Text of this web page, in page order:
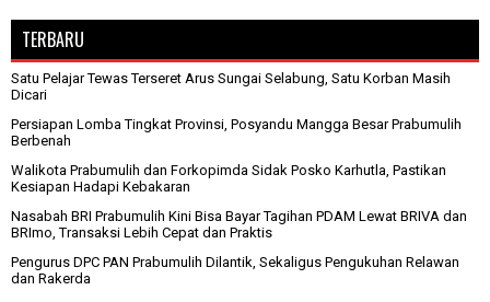
TERBARU
Satu Pelajar Tewas Terseret Arus Sungai Selabung, Satu Korban Masih
Dicari
Persiapan Lomba Tingkat Provinsi, Posyandu Mangga Besar Prabumulih
Berbenah
Walikota Prabumulih dan Forkopimda Sidak Posko Karhutla, Pastikan
Kesiapan Hadapi Kebakaran
Nasabah BRI Prabumulih Kini Bisa Bayar Tagihan PDAM Lewat BRIVA dan
BRImo, Transaksi Lebih Cepat dan Praktis
Pengurus DPC PAN Prabumulih Dilantik, Sekaligus Pengukuhan Relawan
dan Rakerda